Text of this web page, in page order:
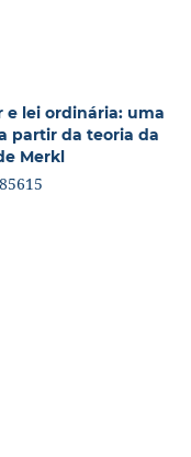
lei ordinária: uma
partir da teoria da
Merkl